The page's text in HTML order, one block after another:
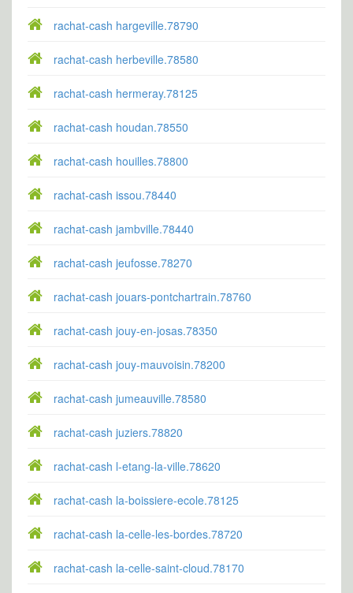
rachat-cash hargeville.78790
rachat-cash herbeville.78580
rachat-cash hermeray.78125
rachat-cash houdan.78550
rachat-cash houilles.78800
rachat-cash issou.78440
rachat-cash jambville.78440
rachat-cash jeufosse.78270
rachat-cash jouars-pontchartrain.78760
rachat-cash jouy-en-josas.78350
rachat-cash jouy-mauvoisin.78200
rachat-cash jumeauville.78580
rachat-cash juziers.78820
rachat-cash l-etang-la-ville.78620
rachat-cash la-boissiere-ecole.78125
rachat-cash la-celle-les-bordes.78720
rachat-cash la-celle-saint-cloud.78170